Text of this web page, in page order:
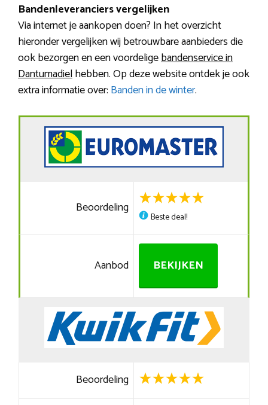
Bandenleveranciers vergelijken
Via internet je aankopen doen? In het overzicht
hieronder vergelijken wij betrouwbare aanbieders die
ook bezorgen en een voordeligebandenservice in
Dantumadielhebben. Op deze website ontdek je ook
extra informatie over: Banden in de winter.
Beoordeling
Beste deal!
Aanbod BEKIJKEN
Beoordeling